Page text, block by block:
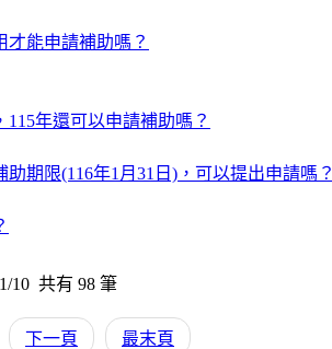
能申請補助嗎？
年還可以申請補助嗎？
期限(116年1月31日)，可以提出申請嗎？
1/10 共有 98 筆
下一頁 最末頁